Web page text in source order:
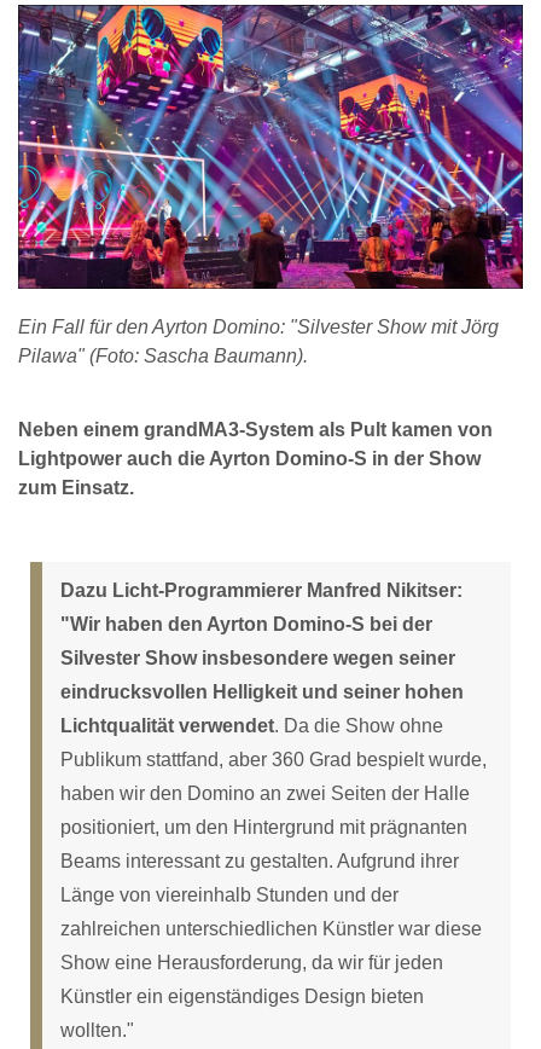
Ein Fall für den Ayrton Domino: "Silvester Show mit Jörg
Pilawa" (Foto: Sascha Baumann).
Neben einem grandMA3-System als Pult kamen von
Lightpower auch die Ayrton Domino-S in der Show
zum Einsatz.
Dazu Licht-Programmierer Manfred Nikitser:
"Wir haben den Ayrton Domino-S bei der
Silvester Show insbesondere wegen seiner
eindrucksvollen Helligkeit und seiner hohen
Lichtqualität verwendet. Da die Show ohne
Publikum stattfand, aber 360 Grad bespielt wurde,
haben wir den Domino an zwei Seiten der Halle
positioniert, um den Hintergrund mit prägnanten
Beams interessant zu gestalten. Aufgrund ihrer
Länge von viereinhalb Stunden und der
zahlreichen unterschiedlichen Künstler war diese
Show eine Herausforderung, da wir für jeden
Künstler ein eigenständiges Design bieten
wollten."